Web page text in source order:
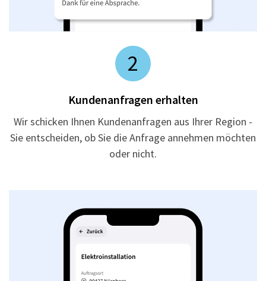
2
Kundenanfragen erhalten
Wir schicken Ihnen Kundenanfragen aus Ihrer Region -
Sie entscheiden, ob Sie die Anfrage annehmen möchten
oder nicht.